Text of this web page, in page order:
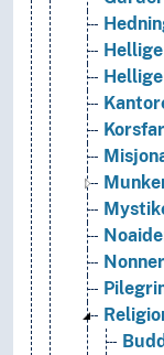
Nonner